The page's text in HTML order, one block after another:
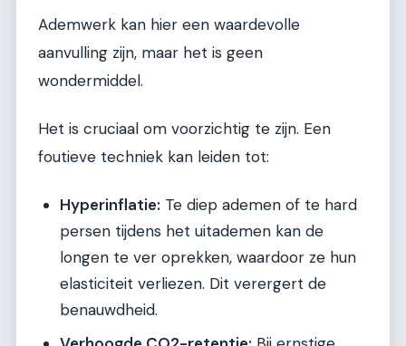
Ademwerk kan hier een waardevolle
aanvulling zijn, maar het is geen
wondermiddel.
Het is cruciaal om voorzichtig te zijn. Een
foutieve techniek kan leiden tot:
Hyperinflatie: Te diep ademen of te hard
persen tijdens het uitademen kan de
longen te ver oprekken, waardoor ze hun
elasticiteit verliezen. Dit verergert de
benauwdheid.